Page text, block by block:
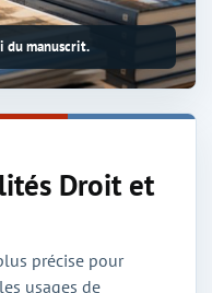
du manuscrit.
Droit et
précise pour
usages de